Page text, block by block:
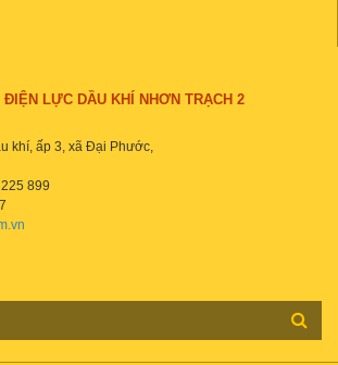
ĐIỆN LỰC DẦU KHÍ NHƠN TRẠCH 2
khí, ấp 3, xã Đại Phước,
899